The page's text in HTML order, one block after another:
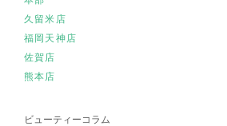
久留米店
福岡天神店
佐賀店
熊本店
ビューティーコラム